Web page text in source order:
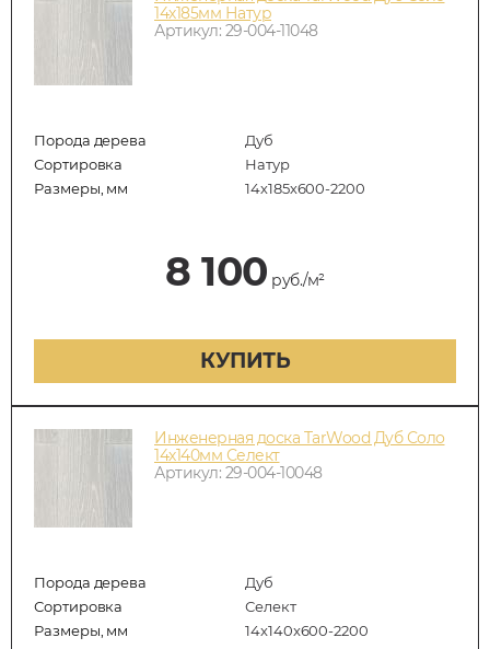
14х185мм Натур
Артикул: 29-004-11048
Порода дерева
Дуб
Сортировка
Натур
Размеры, мм
14х185х600-2200
8 100 руб./м²
КУПИТЬ
Инженерная доска TarWood Дуб Соло
14х140мм Селект
Артикул: 29-004-10048
Порода дерева
Дуб
Сортировка
Селект
Размеры, мм
14x140x600-2200